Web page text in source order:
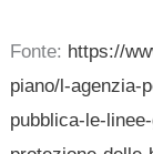
Fonte: https://
piano/l-agenzia-
pubblica-le-